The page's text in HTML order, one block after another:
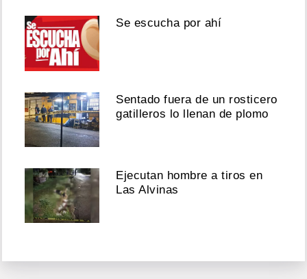
Se escucha por ahí
Sentado fuera de un rosticero
gatilleros lo llenan de plomo
Ejecutan hombre a tiros en
Las Alvinas